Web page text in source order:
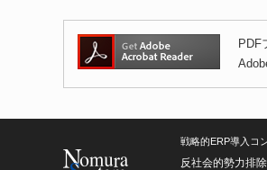
PDF
戦略的ERP導入コ
反社会的勢力排